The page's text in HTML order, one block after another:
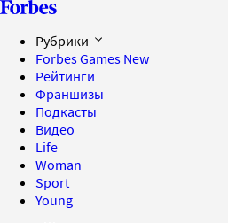
Рубрики
Forbes Games New
Рейтинги
Франшизы
Подкасты
Видео
Life
Woman
Sport
Young